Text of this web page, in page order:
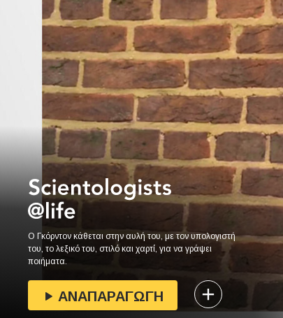
Ο Γκόρντον κάθεται στην αυλή του, με τον υπολογιστή
του, το λεξικό του, στιλό και χαρτί, για να γράψει
ποιήματα.
ΑΝΑΠΑΡΑΓΩΓΗ